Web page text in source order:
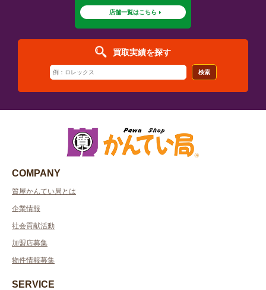
店舗一覧はこちら
買取実績を探す
検索
COMPANY
質屋かんてい局とは
企業情報
社会貢献活動
加盟店募集
物件情報募集
SERVICE